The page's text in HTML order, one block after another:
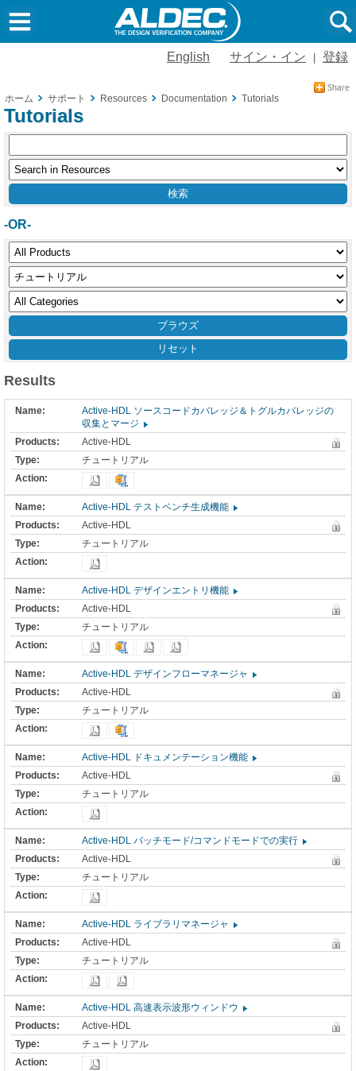
English サイン・イン 登録
ホーム サポート Resources Documentation Tutorials
Tutorials
-OR-
リセット
Results
Active-HDL ソースコードカバレッジ＆トグルカバレッジの
収集とマージ
Active-HDL
チュートリアル
Active-HDL テストベンチ生成機能
Active-HDL
チュートリアル
Active-HDL デザインエントリ機能
Active-HDL
チュートリアル
Active-HDL デザインフローマネージャ
Active-HDL
チュートリアル
Active-HDL ドキュメンテーション機能
Active-HDL
チュートリアル
Active-HDL バッチモード/コマンドモードでの実行
Active-HDL
チュートリアル
Active-HDL ライブラリマネージャ
Active-HDL
チュートリアル
Active-HDL 高速表示波形ウィンドウ
Active-HDL
チュートリアル